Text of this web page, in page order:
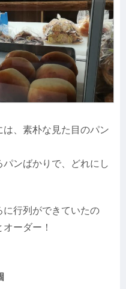
、素朴な見た目のパン
ンばかりで、どれにし
行列ができていたの
ーダー！